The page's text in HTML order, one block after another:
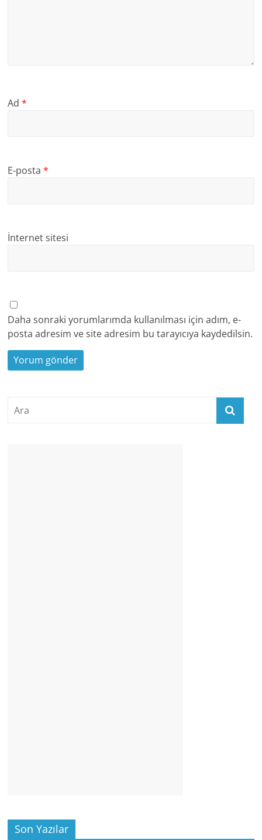
Ad*
E-posta*
İnternet sitesi
Daha sonraki yorumlarımda kullanılması için adım, e-
posta adresim ve site adresim bu tarayıcıya kaydedilsin.
Son Yazılar